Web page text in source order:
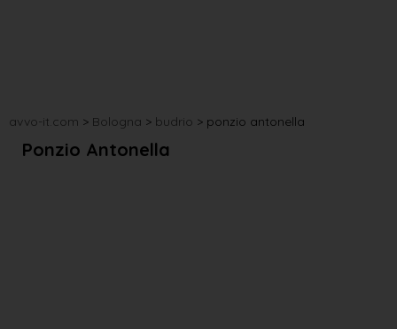
avvo-it.com > Bologna > budrio > ponzio antonella
Ponzio Antonella